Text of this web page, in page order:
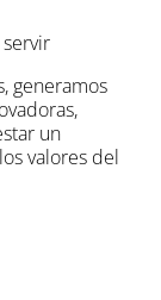
generamos
un
valores del